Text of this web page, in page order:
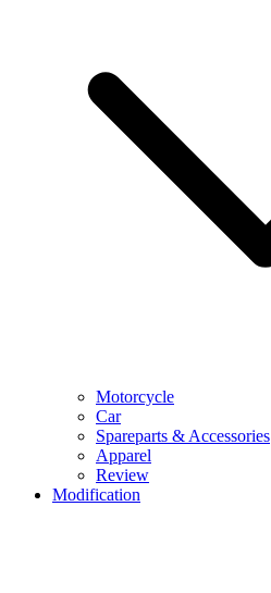
Motorcycle
Car
Spareparts & Accessories
Apparel
Review
Modification